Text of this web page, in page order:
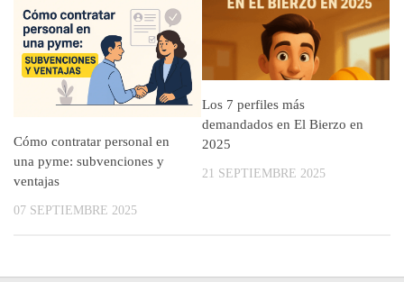
Cómo contratar personal en
una pyme: subvenciones y
ventajas
07 SEPTIEMBRE 2025
Los 7 perfiles más
demandados en El Bierzo en
2025
21 SEPTIEMBRE 2025